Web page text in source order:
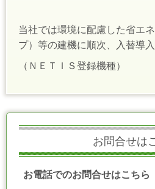
当社では環境に配慮した省エ
プ）等の建機に順次、入替導
（ＮＥＴＩＳ登録機種）
お問合せは
お電話でのお問合せはこちら